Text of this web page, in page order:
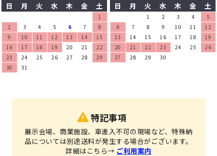
日
月 火 水 木 金 土
1
2
3 4 5 6 7
8
9
10 11 12 13 14
15
16
17 18 19 20 21
22
23
24 25 26 27 28
29
30
31
日
月 火 水 木 金 土
1 2 3 4
5
6
7 8 9 10 11
12
13
14 15 16 17 18
19
20
21 22 23 24 25
26
27
28 29 30
特記事項
展示会場、商業施設、車進入不可の現場など、特殊納
品については別途送料が発生する場合がございます。
詳細はこちら→ ご利用案内